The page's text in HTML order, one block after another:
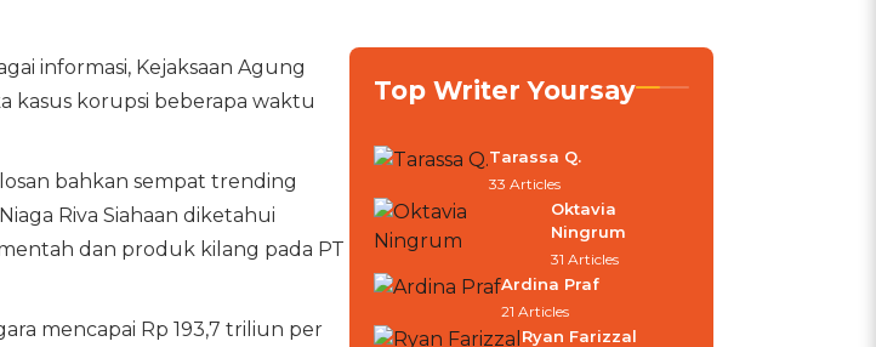
informasi, Kejaksaan Agung
kasus korupsi beberapa waktu
bahkan sempat trending
Riva Siahaan diketahui
dan produk kilang pada PT
mencapai Rp 193,7 triliun per
Top Writer Yoursay
Tarassa Q.
33 Articles
Oktavia
Ningrum
31 Articles
Ardina Praf
21 Articles
Ryan Farizzal